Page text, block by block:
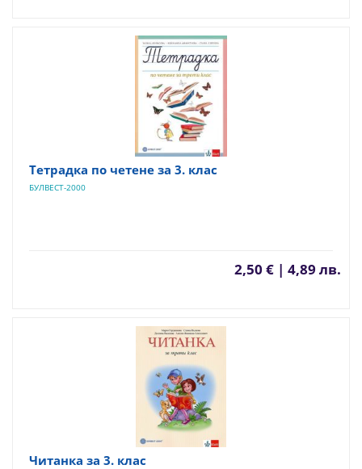
Тетрадка по четене за 3. клас
БУЛВЕСТ-2000
2,50 € | 4,89 лв.
Читанка за 3. клас